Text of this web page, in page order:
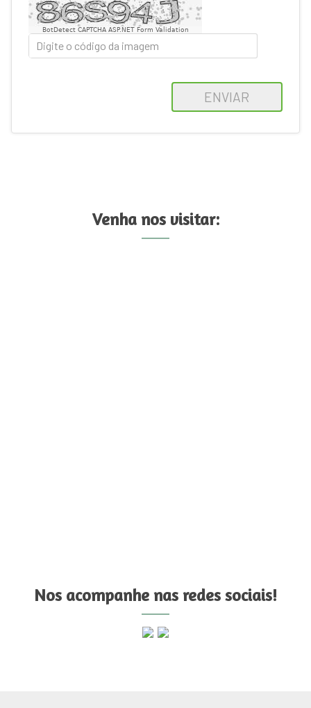
BotDetect CAPTCHA ASP.NET Form Validation
ENVIAR
Venha nos visitar:
Nos acompanhe nas redes sociais!